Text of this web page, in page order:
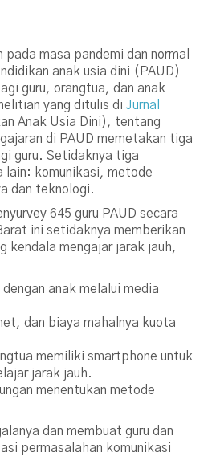
pada masa pandemi dan normal
anak usia dini (PAUD)
guru, orangtua, dan anak
yang ditulis di Jurnal
Anak Usia Dini), tentang
di PAUD memetakan tiga
guru. Setidaknya tiga
lain: komunikasi, metode
dan teknologi.
645 guru PAUD secara
ini setidaknya memberikan
kendala mengajar jarak jauh,
anak melalui media
dan biaya mahalnya kuota
memiliki smartphone untuk
jarak jauh.
menentukan metode
dan membuat guru dan
permasalahan komunikasi